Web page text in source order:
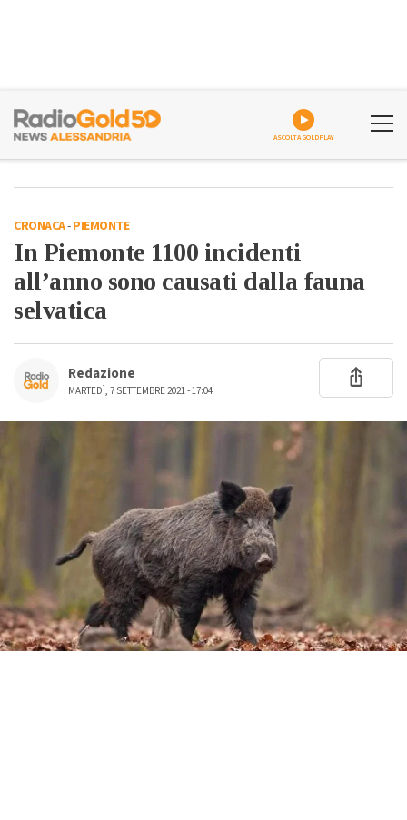
ASCOLTA GOLDPLAY
CRONACA-PIEMONTE
In Piemonte 1100 incidenti
all’anno sono causati dalla fauna
selvatica
Redazione
MARTEDÌ, 7 SETTEMBRE 2021 - 17:04